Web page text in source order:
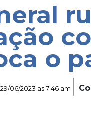
o
29/06/2023 as 7:46 am